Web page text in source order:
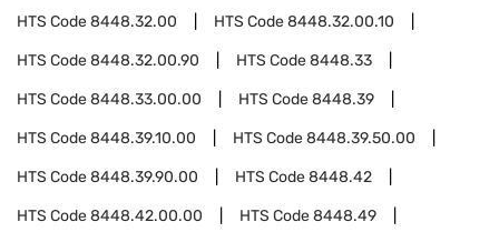
HTS Code8448.32.00 HTS Code8448.32.00.10
HTS Code8448.32.00.90 HTS Code8448.33
HTS Code8448.33.00.00 HTS Code8448.39
HTS Code8448.39.10.00 HTS Code8448.39.50.00
HTS Code8448.39.90.00 HTS Code8448.42
HTS Code8448.42.00.00 HTS Code8448.49